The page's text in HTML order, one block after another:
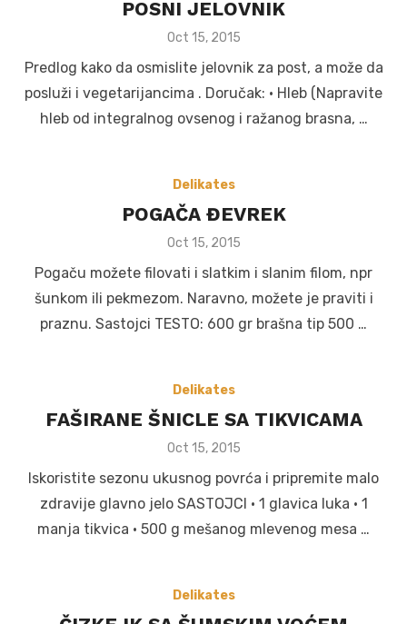
POSNI JELOVNIK
Posted
Oct 15, 2015
Predlog kako da osmislite jelovnik za post, a može da
posluži i vegetarijancima . Doručak: • Hleb (Napravite
hleb od integralnog ovsenog i ražanog brasna, …
Delikates
POGAČA ĐEVREK
Posted
Oct 15, 2015
Pogaču možete filovati i slatkim i slanim filom, npr
šunkom ili pekmezom. Naravno, možete je praviti i
praznu. Sastojci TESTO: 600 gr brašna tip 500 …
Delikates
FAŠIRANE ŠNICLE SA TIKVICAMA
Posted
Oct 15, 2015
Iskoristite sezonu ukusnog povrća i pripremite malo
zdravije glavno jelo SASTOJCI • 1 glavica luka • 1
manja tikvica • 500 g mešanog mlevenog mesa …
Delikates